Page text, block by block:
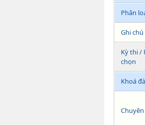
Phân
Ghi
Kỳ thi /
chọn
Khoá